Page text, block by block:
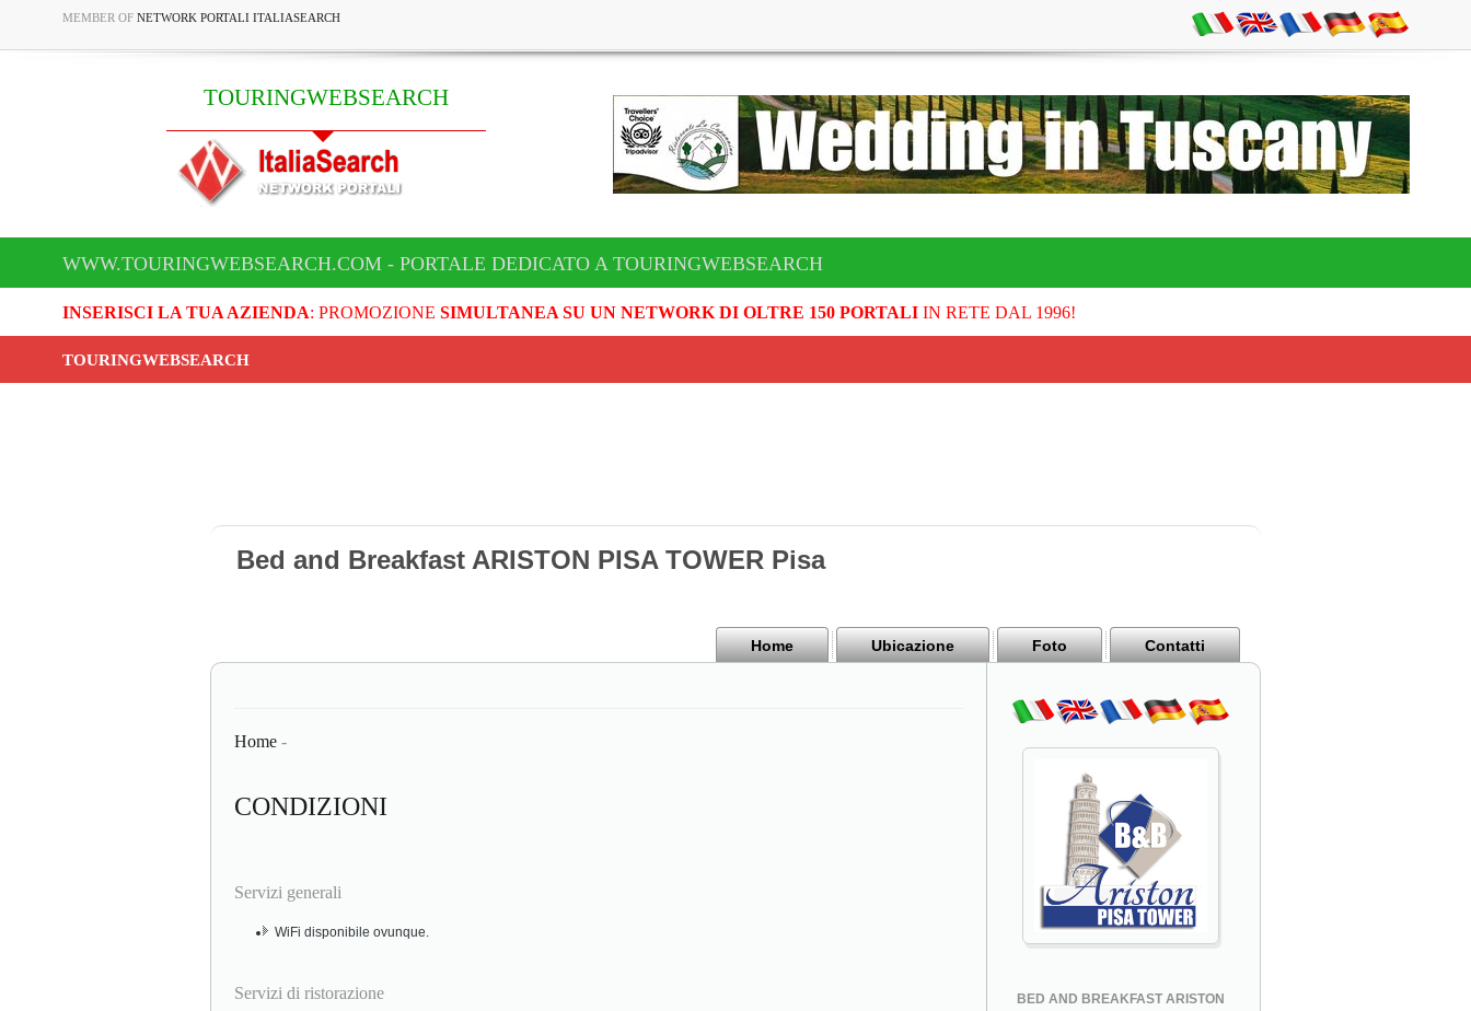
MEMBER OF NETWORK PORTALI ITALIASEARCH
TOURINGWEBSEARCH
WWW.TOURINGWEBSEARCH.COM - PORTALE DEDICATO A TOURINGWEBSEARCH
INSERISCI LA TUA AZIENDA: PROMOZIONE SIMULTANEA SU UN NETWORK DI OLTRE 150 PORTALIIN RETE DAL 1996!
TOURINGWEBSEARCH
Bed and Breakfast ARISTON PISA TOWER Pisa
Home Ubicazione Foto Contatti
Home -
CONDIZIONI
Servizi generali
WiFi disponibile ovunque.
Servizi di ristorazione
BED AND BREAKFAST ARISTON